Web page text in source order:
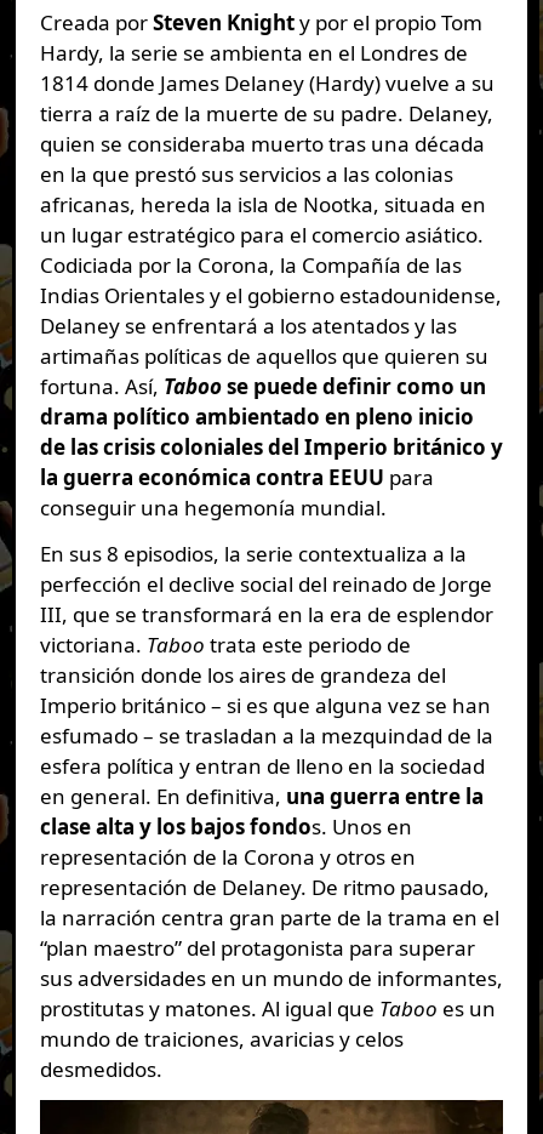
Creada porSteven Knighty por el propio Tom
Hardy, la serie se ambienta en el Londres de
1814 donde James Delaney (Hardy) vuelve a su
tierra a raíz de la muerte de su padre. Delaney,
quien se consideraba muerto tras una década
en la que prestó sus servicios a las colonias
africanas, hereda la isla de Nootka, situada en
un lugar estratégico para el comercio asiático.
Codiciada por la Corona, la Compañía de las
Indias Orientales y el gobierno estadounidense,
Delaney se enfrentará a los atentados y las
artimañas políticas de aquellos que quieren su
fortuna. Así, Taboose puede definir como un
drama político ambientado en pleno inicio
de las crisis coloniales del Imperio británico y
la guerra económica contra EEUU para
conseguir una hegemonía mundial.
En sus 8 episodios, la serie contextualiza a la
perfección el declive social del reinado de Jorge
III, que se transformará en la era de esplendor
victoriana. Taboo trata este periodo de
transición donde los aires de grandeza del
Imperio británico – si es que alguna vez se han
esfumado – se trasladan a la mezquindad de la
esfera política y entran de lleno en la sociedad
en general. En definitiva, una guerra entre la
clase alta y los bajos fondos. Unos en
representación de la Corona y otros en
representación de Delaney. De ritmo pausado,
la narración centra gran parte de la trama en el
“plan maestro” del protagonista para superar
sus adversidades en un mundo de informantes,
prostitutas y matones. Al igual que Taboo es un
mundo de traiciones, avaricias y celos
desmedidos.